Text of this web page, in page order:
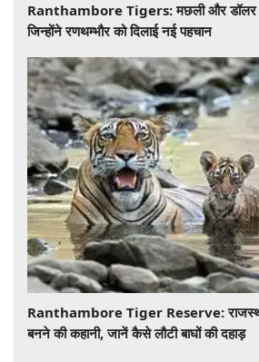
Ranthambore Tigers: मछली और डॉलर
जिन्होंने रणथम्भौर को दिलाई नई पहचान
Ranthambore Tiger Reserve: राजस्थान
बनने की कहानी, जानें कैसे लौटी बाघों की दहाड़